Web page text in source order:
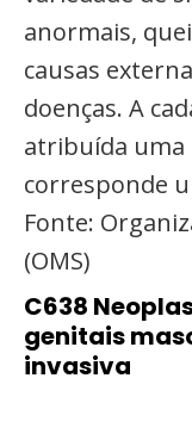
anormais,
causas
doenças. A
atribuída uma
corresponde
Fonte:
(OMS)
C638
genitais
invasiva